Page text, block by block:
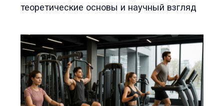
теоретические основы и научный взгляд